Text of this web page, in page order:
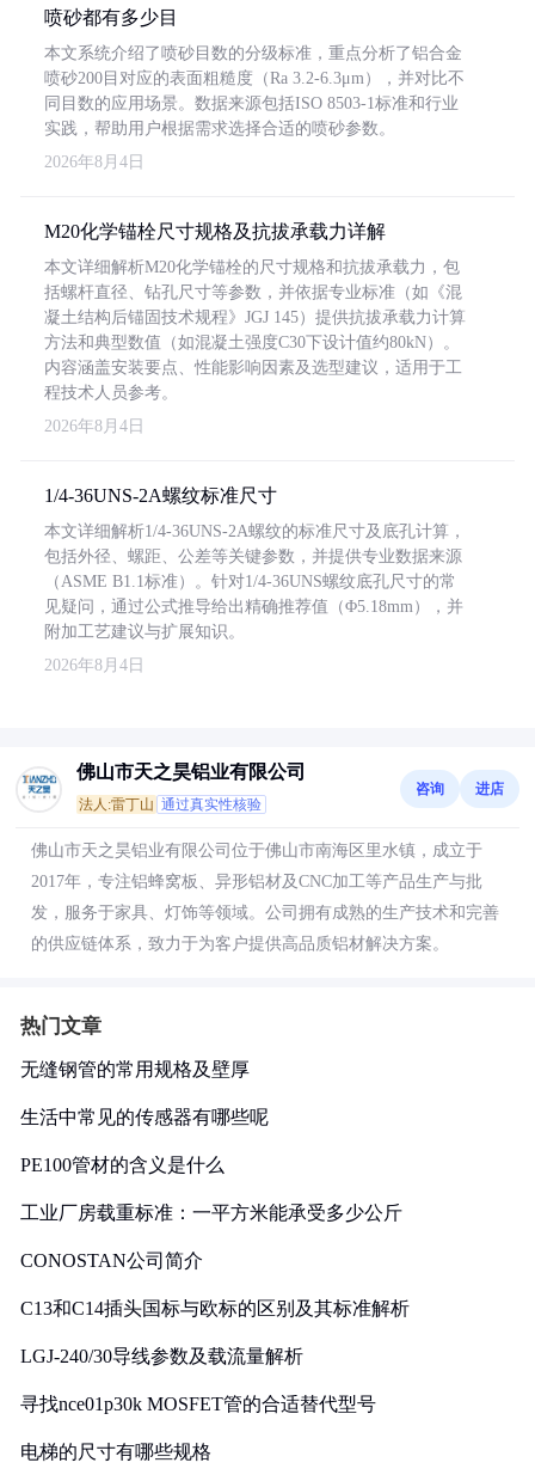
喷砂都有多少目
本文系统介绍了喷砂目数的分级标准，重点分析了铝合金
喷砂200目对应的表面粗糙度（Ra 3.2-6.3μm），并对比不
同目数的应用场景。数据来源包括ISO 8503-1标准和行业
实践，帮助用户根据需求选择合适的喷砂参数。
2026年8月4日
M20化学锚栓尺寸规格及抗拔承载力详解
本文详细解析M20化学锚栓的尺寸规格和抗拔承载力，包
括螺杆直径、钻孔尺寸等参数，并依据专业标准（如《混
凝土结构后锚固技术规程》JGJ 145）提供抗拔承载力计算
方法和典型数值（如混凝土强度C30下设计值约80kN）。
内容涵盖安装要点、性能影响因素及选型建议，适用于工
程技术人员参考。
2026年8月4日
1/4-36UNS-2A螺纹标准尺寸
本文详细解析1/4-36UNS-2A螺纹的标准尺寸及底孔计算，
包括外径、螺距、公差等关键参数，并提供专业数据来源
（ASME B1.1标准）。针对1/4-36UNS螺纹底孔尺寸的常
见疑问，通过公式推导给出精确推荐值（Φ5.18mm），并
附加工艺建议与扩展知识。
2026年8月4日
佛山市天之昊铝业有限公司
法人:雷丁山 通过真实性核验
咨询 进店
佛山市天之昊铝业有限公司位于佛山市南海区里水镇，成立于
2017年，专注铝蜂窝板、异形铝材及CNC加工等产品生产与批
发，服务于家具、灯饰等领域。公司拥有成熟的生产技术和完善
的供应链体系，致力于为客户提供高品质铝材解决方案。
热门文章
无缝钢管的常用规格及壁厚
生活中常见的传感器有哪些呢
PE100管材的含义是什么
工业厂房载重标准：一平方米能承受多少公斤
CONOSTAN公司简介
C13和C14插头国标与欧标的区别及其标准解析
LGJ-240/30导线参数及载流量解析
寻找nce01p30k MOSFET管的合适替代型号
电梯的尺寸有哪些规格